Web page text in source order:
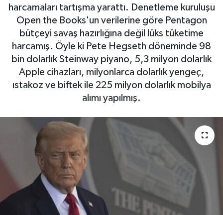
harcamaları tartışma yarattı. Denetleme kuruluşu
Open the Books'un verilerine göre Pentagon
bütçeyi savaş hazırlığına değil lüks tüketime
harcamış. Öyle ki Pete Hegseth döneminde 98
bin dolarlık Steinway piyano, 5,3 milyon dolarlık
Apple cihazları, milyonlarca dolarlık yengeç,
ıstakoz ve biftek ile 225 milyon dolarlık mobilya
alımı yapılmış.